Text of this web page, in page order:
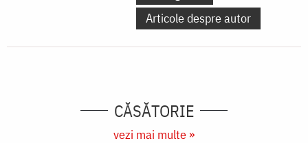
Articole despre autor
CĂSĂTORIE
vezi mai multe »